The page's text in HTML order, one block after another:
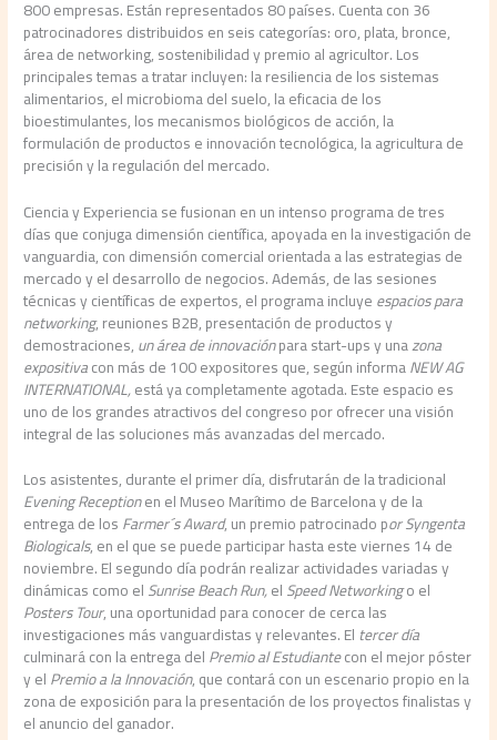
800 empresas. Están representados 80 países. Cuenta con 36
patrocinadores distribuidos en seis categorías: oro, plata, bronce,
área de networking, sostenibilidad y premio al agricultor. Los
principales temas a tratar incluyen: la resiliencia de los sistemas
alimentarios, el microbioma del suelo, la eficacia de los
bioestimulantes, los mecanismos biológicos de acción, la
formulación de productos e innovación tecnológica, la agricultura de
precisión y la regulación del mercado.
Ciencia y Experiencia se fusionan en un intenso programa de tres
días que conjuga dimensión científica, apoyada en la investigación de
vanguardia, con dimensión comercial orientada a las estrategias de
mercado y el desarrollo de negocios. Además, de las sesiones
técnicas y científicas de expertos, el programa incluyeespaciospara
networking, reuniones B2B, presentación de productos y
demostraciones,un área de innovaciónpara start-ups y unazona
expositivacon más de 100 expositores que, según informaNEW AG
INTERNATIONAL,está ya completamente agotada. Este espacio es
uno de los grandes atractivos del congreso por ofrecer una visión
integral de las soluciones más avanzadas del mercado.
Los asistentes, durante el primer día, disfrutarán de la tradicional
Evening Receptionen el Museo Marítimo de Barcelona y de la
entrega de losFarmer´s Award, un premio patrocinado por Syngenta
Biologicals, en el que se puede participar hasta este viernes 14 de
noviembre. El segundo día podrán realizar actividades variadas y
dinámicas como elSunrise Beach Run,elSpeed Networkingo el
Posters Tour, una oportunidad para conocer de cerca las
investigaciones más vanguardistas y relevantes. Eltercer día
culminará con la entrega delPremio al Estudiantecon el mejor póster
y elPremio a la Innovación, que contará con un escenario propio en la
zona de exposición para la presentación de los proyectos finalistas y
el anuncio del ganador.